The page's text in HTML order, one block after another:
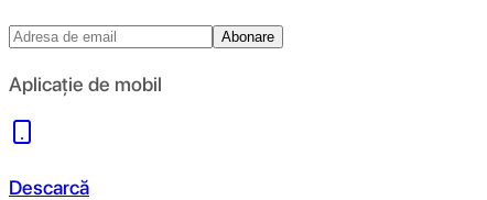
Abonare
Aplicație de mobil
Descarcă